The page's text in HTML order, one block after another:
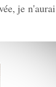
je